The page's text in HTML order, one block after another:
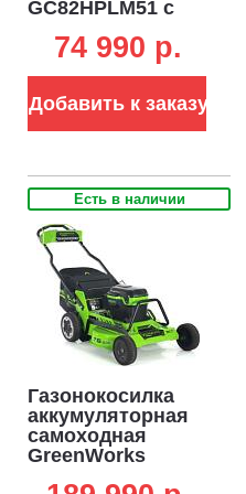
GC82HPLM51 с
(PRC, BL 82В, 51
см, сталь, 2 слота
л, 34.5 кг)
74 990 p.
Добавить к заказу
Есть в наличии
Газонокосилка
аккумуляторная
самоходная
GreenWorks